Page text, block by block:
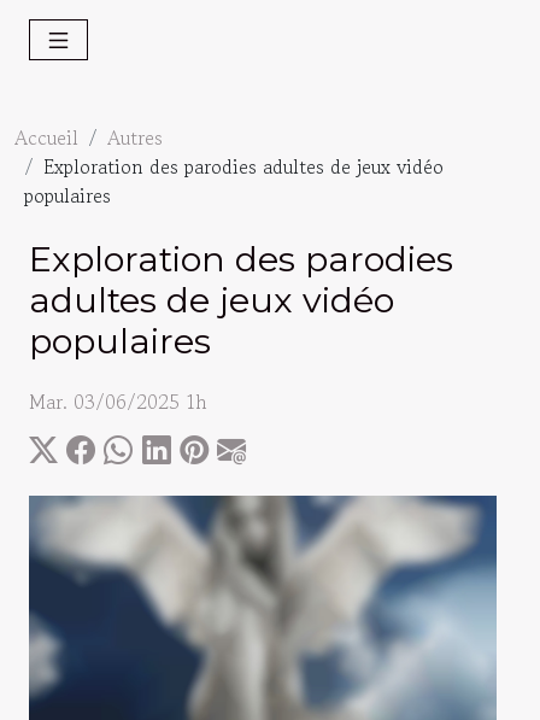
Accueil
Autres
Exploration des parodies adultes de jeux vidéo
populaires
Exploration des parodies
adultes de jeux vidéo
populaires
Mar. 03/06/2025 1h